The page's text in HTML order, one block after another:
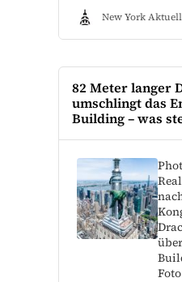
New York Aktuell
82 Meter langer
umschlingt das
Building – was